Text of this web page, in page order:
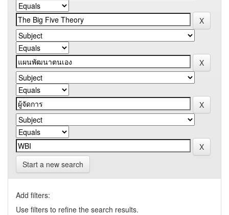
Start a new search
Add filters:
Use filters to refine the search results.